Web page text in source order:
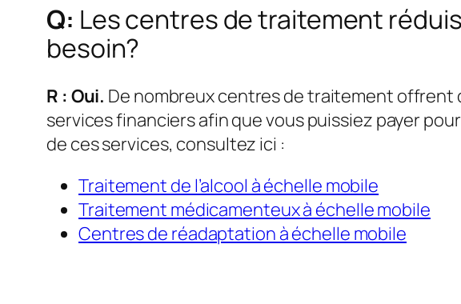
Q: Les centres de traitement
besoin?
R : Oui. De nombreux centres de traitement offrent
services financiers afin que vous puissiez payer
de ces services, consultez ici :
Traitement de l’alcool à échelle mobile
Traitement médicamenteux à échelle mobile
Centres de réadaptation à échelle mobile